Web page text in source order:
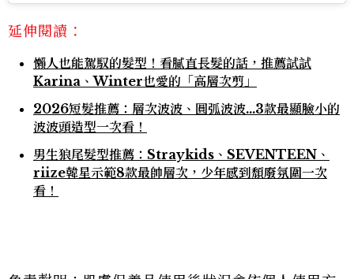
延伸閱讀：
懶人也能駕馭的髮型！看膩直長髮的話，推薦試試
Karina、Winter也愛的「高層次剪」
2026短髮推薦：層次波波、圓弧波波…3款最顯臉小的
波波頭造型一次看！
男生狼尾髮型推薦：Straykids、SEVENTEEN、
riize韓星示範8款最帥層次，少年感到頹廢氛圍一次
看！